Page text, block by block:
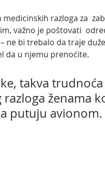
razloga za
važno je poštovati
ne bi trebalo da traje
da u njemu prenoćite.
takva
ženama
putuju avionom.